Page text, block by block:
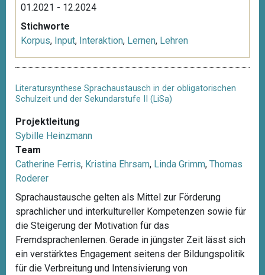
01.2021 - 12.2024
Stichworte
Korpus, Input, Interaktion, Lernen, Lehren
Literatursynthese Sprachaustausch in der obligatorischen
Schulzeit und der Sekundarstufe II (LiSa)
Projektleitung
Sybille Heinzmann
Team
Catherine Ferris, Kristina Ehrsam, Linda Grimm, Thomas
Roderer
Sprachaustausche gelten als Mittel zur Förderung
sprachlicher und interkultureller Kompetenzen sowie für
die Steigerung der Motivation für das
Fremdsprachenlernen. Gerade in jüngster Zeit lässt sich
ein verstärktes Engagement seitens der Bildungspolitik
für die Verbreitung und Intensivierung von